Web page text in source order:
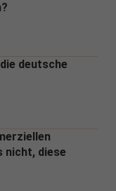
deutsche
nicht, diese